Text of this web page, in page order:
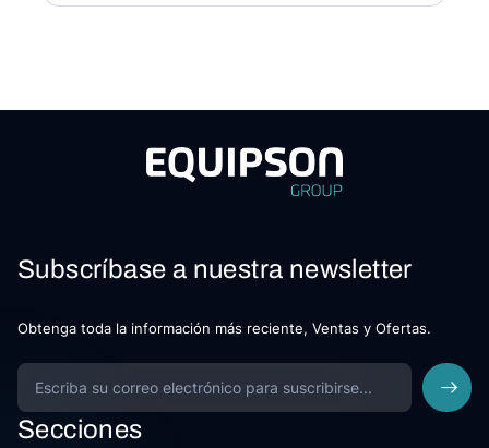
Subscríbase a nuestra newsletter
Obtenga toda la información más reciente, Ventas y Ofertas.
Secciones